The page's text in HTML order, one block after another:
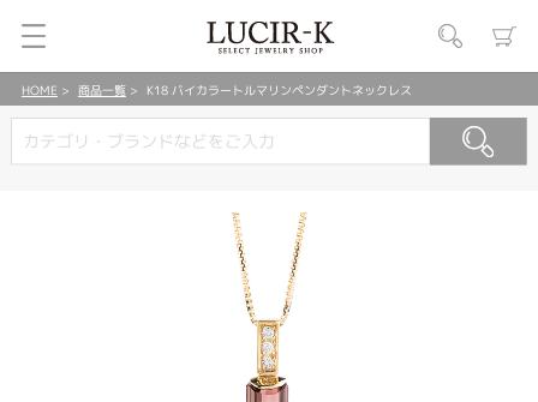
HOME 商品一覧 K18 バイカラートルマリンペンダントネックレス